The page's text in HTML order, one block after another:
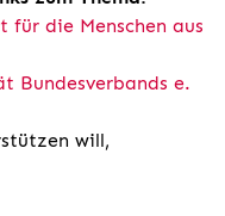
die Menschen aus
Bundesverbands e.
will,